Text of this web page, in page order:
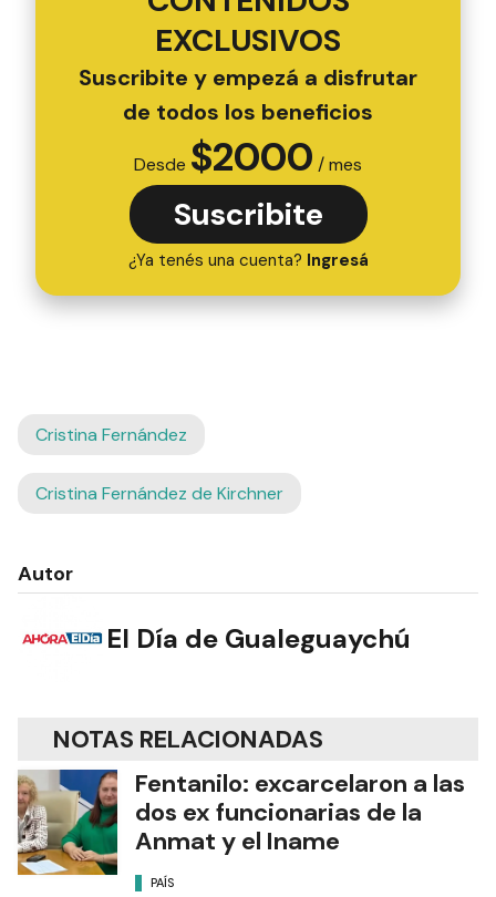
EXCLUSIVOS
Suscribite y empezá a disfrutar
de todos los beneficios
Desde $2000 / mes
Suscribite
¿Ya tenés una cuenta? Ingresá
Cristina Fernández
Cristina Fernández de Kirchner
Autor
El Día de Gualeguaychú
NOTAS RELACIONADAS
Fentanilo: excarcelaron a las
dos ex funcionarias de la
Anmat y el Iname
PAÍS